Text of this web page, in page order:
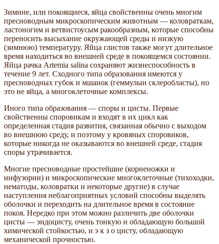
Зимние, или покоящиеся, яйца свойственны очень многим
пресноводным микроскопическим животным — коловраткам,
ластоногим и ветвистоусым ракообразным, которые способны
переносить высыхание окружающей среды и низкую
(зимнюю) температуру. Яйца глистов также могут длительное
время находиться во внешней среде в покоящемся состоянии.
Яйца рачка Artemia salina сохраняют жизнеспособность в
течение 9 лет. Сходного типа образования имеются у
пресноводных губок и мшанок (геммулыи склеробласты), но
это не яйца, а многоклеточные комплексы.
Иного типа образования — споры и цисты. Первые
свойственны споровикам и входят в их цикл как
определенная стадия развития, связанная обычно с выходом
во внешнюю среду, и поэтому у кровяных споровиков,
которые никогда не оказываются во внешней среде, стадия
споры утрачивается.
Многие пресноводные простейшие (корненожки и
инфузории) и микроскопические многоклеточные (тихоходки,
нематоды, коловратки и некоторые другие) в случае
наступления неблагоприятных условий способны выделять
оболочки и переходить на длительное время в состояние
покоя. Нередко при этом можно различить две оболочки
цисты — эндоцисту, очень тонкую и обладающую большой
химической стойкостью, и э к з о цисту, обладающую
механической прочностью.